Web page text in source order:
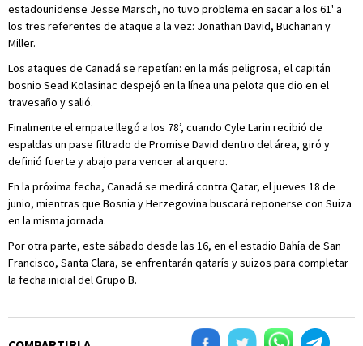
estadounidense Jesse Marsch, no tuvo problema en sacar a los 61' a
los tres referentes de ataque a la vez: Jonathan David, Buchanan y
Miller.
Los ataques de Canadá se repetían: en la más peligrosa, el capitán
bosnio Sead Kolasinac despejó en la línea una pelota que dio en el
travesaño y salió.
Finalmente el empate llegó a los 78’, cuando Cyle Larin recibió de
espaldas un pase filtrado de Promise David dentro del área, giró y
definió fuerte y abajo para vencer al arquero.
En la próxima fecha, Canadá se medirá contra Qatar, el jueves 18 de
junio, mientras que Bosnia y Herzegovina buscará reponerse con Suiza
en la misma jornada.
Por otra parte, este sábado desde las 16, en el estadio Bahía de San
Francisco, Santa Clara, se enfrentarán qatarís y suizos para completar
la fecha inicial del Grupo B.